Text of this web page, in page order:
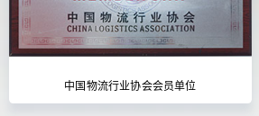
中国物流行业协会会员单位